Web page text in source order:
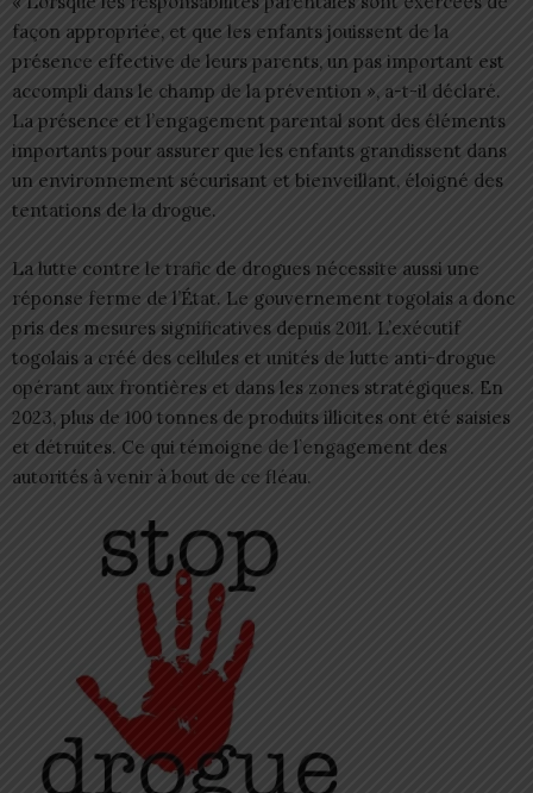
façon appropriée, et que les enfants jouissent de la
présence effective de leurs parents, un pas important est
accompli dans le champ de la prévention », a-t-il déclaré.
La présence et l’engagement parental sont des éléments
importants pour assurer que les enfants grandissent dans
un environnement sécurisant et bienveillant, éloigné des
tentations de la drogue.
La lutte contre le trafic de drogues nécessite aussi une
réponse ferme de l’État. Le gouvernement togolais a donc
pris des mesures significatives depuis 2011. L’exécutif
togolais a créé des cellules et unités de lutte anti-drogue
opérant aux frontières et dans les zones stratégiques. En
2023, plus de 100 tonnes de produits illicites ont été saisies
et détruites. Ce qui témoigne de l’engagement des
autorités à venir à bout de ce fléau.